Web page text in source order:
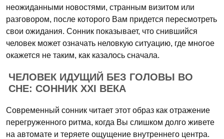
неожиданными новостями, странным визитом или
разговором, после которого Вам придется пересмотреть
свои ожидания. Сонник показывает, что снившийся
человек может означать неловкую ситуацию, где многое
окажется не таким, как казалось сначала.
ЧЕЛОВЕК ИДУЩИЙ БЕЗ ГОЛОВЫ ВО
СНЕ: СОННИК XXI ВЕКА
Современный сонник читает этот образ как отражение
перегруженного ритма, когда Вы слишком долго живете
на автомате и теряете ощущение внутреннего центра.